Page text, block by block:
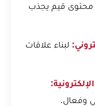
محتوى قيم يجذب
لبناء علاقات
وفعال.